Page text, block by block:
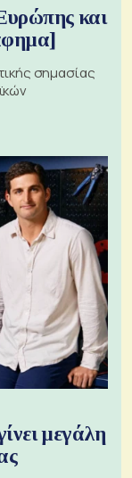
και
σημασίας
μεγάλη